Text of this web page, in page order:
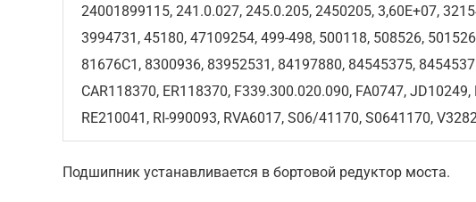
24001899115, 241.0.027, 245.0.205, 2450205, 3,60E+07,
3994731, 45180, 47109254, 499-498, 500118, 508526,
81676C1, 8300936, 83952531, 84197880, 84545375,
CAR118370, ER118370, F339.300.020.090, FA0747,
RE210041, RI-990093, RVA6017, S06/41170, S0641170,
Подшипник устанавливается в бортовой редуктор моста.